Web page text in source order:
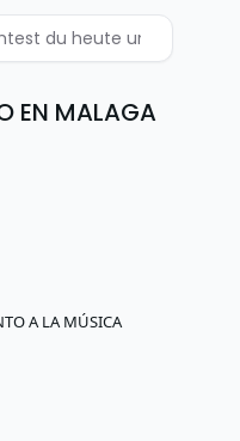
EN MALAGA
A LA MÚSICA